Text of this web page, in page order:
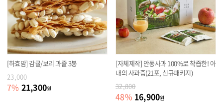
[하효맘] 감귤/보리 과즐 3봉
23,000
7% 21,300원
[자체제작] 안동사과 100%로 착즙한! 아
내의 사과즙(21포, 신규패키지)
32,800
48% 16,900원